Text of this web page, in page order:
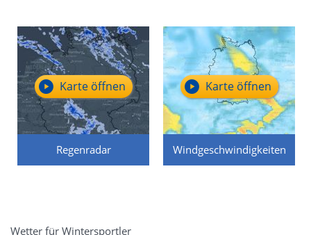
Regenradar
Karte öffnen
Windgeschwindigkeiten
Karte öffnen
Wetter für Wintersportler